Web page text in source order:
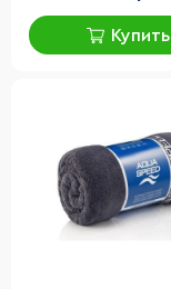
Купить